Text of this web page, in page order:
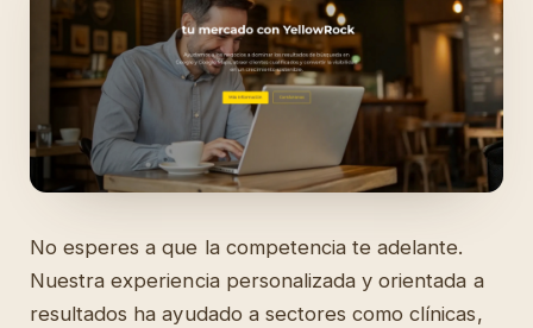
No esperes a que la competencia te adelante.
Nuestra experiencia personalizada y orientada a
resultados ha ayudado a sectores como clínicas,